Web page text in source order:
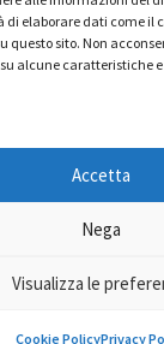
di elaborare dati come il
questo sito. Non
alcune caratteristiche
Accetta
Nega
Visualizza le
Cookie PolicyPrivacy
S.r.l.- P.Iva
2026. Tutti i diritti